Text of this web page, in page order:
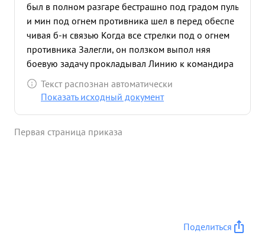
был в полном разгаре бестрашно под градом пуль
и мин под огнем противника шел в перед обеспе
чивая б-н связью Когда все стрелки под о огнем
противника Залегли, он ползком выпол няя
боевую задачу прокладывал Линию к командира
б-на уже будучи раненим неимся сил подняться
тов. Волков отказывался покинуть линию
награды за проявленную Мужество и отвагу ...»
Текст распознан автоматически
Показать исходный документ
Первая страница приказа
Поделиться